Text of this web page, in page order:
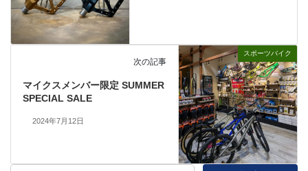
スポーツバイク
次の記事
マイクスメンバー限定 SUMMER
SPECIAL SALE
2024年7月12日